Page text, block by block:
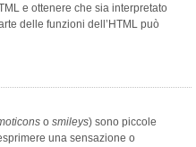
e ottenere che sia interpretato
delle funzioni dell’HTML può
o smileys) sono piccole
una sensazione o